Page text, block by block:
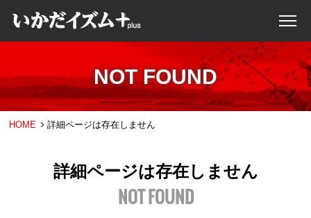
NOT FOUND
HOME 詳細ページは存在しません
詳細ページは存在しません
NOT FOUND